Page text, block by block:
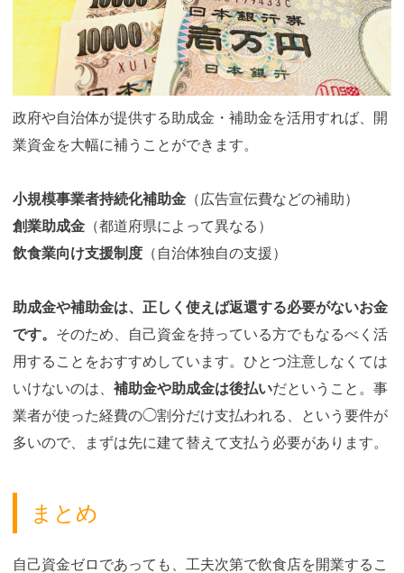
政府や自治体が提供する助成金・補助金を活用すれば、開
業資金を大幅に補うことができます。
小規模事業者持続化補助金 （広告宣伝費などの補助）
創業助成金 （都道府県によって異なる）
飲食業向け支援制度 （自治体独自の支援）
助成金や補助金は、正しく使えば返還する必要がないお金
です。 そのため、自己資金を持っている方でもなるべく活
用することをおすすめしています。ひとつ注意しなくては
いけないのは、 補助金や助成金は後払いだということ。事
業者が使った経費の◯割分だけ支払われる、という要件が
多いので、まずは先に建て替えて支払う必要があります。
まとめ
自己資金ゼロであっても、工夫次第で飲食店を開業するこ